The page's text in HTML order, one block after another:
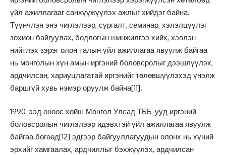
үйл ажиллагааг санхүүжүүлэх ажлыг хийдэг байна.
Түүнчлэн энэ чиглэлээр, сургалт, семинар, хэлэлцүүлэг
зохион байгуулах, бодлогын шинжилгээ хийх, хэвлэн
нийтлэх зэрэг олон талын үйл ажиллагаа явуулж байгаа
нь монголын хүн амын иргэний боловсролыг дээшлүүлэх,
ардчилсан, хариуцлагатай иргэнийг төлөвшүүлэхэд үнэлж
баршгүй хувь нэмэр оруулж байна[11].
1990-ээд оноос хойш Монгол Улсад ТББ-ууд иргэний
боловсролын чиглэлээр идэвхтэй үйл ажиллагаа явуулж
байгаа бөгөөд[12] эдгээр байгууллагуудын олонх нь хүний
эрхийг хамгаалах, ардчиллыг бэхжүүлэх, ардчилсан